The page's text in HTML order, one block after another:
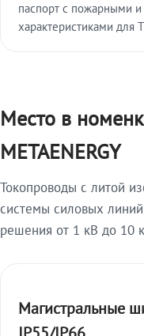
паспорт с пожарными
характеристиками для
Место в
METAENERGY
Токопроводы с литой
системы силовых линий
решения от 1 кВ до 10
Магистральные